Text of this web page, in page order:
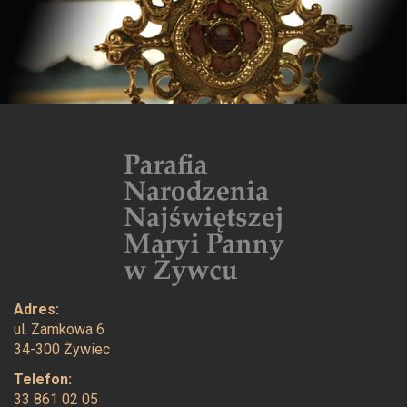
Adres:
ul. Zamkowa 6
34-300 Żywiec
Telefon:
33 861 02 05